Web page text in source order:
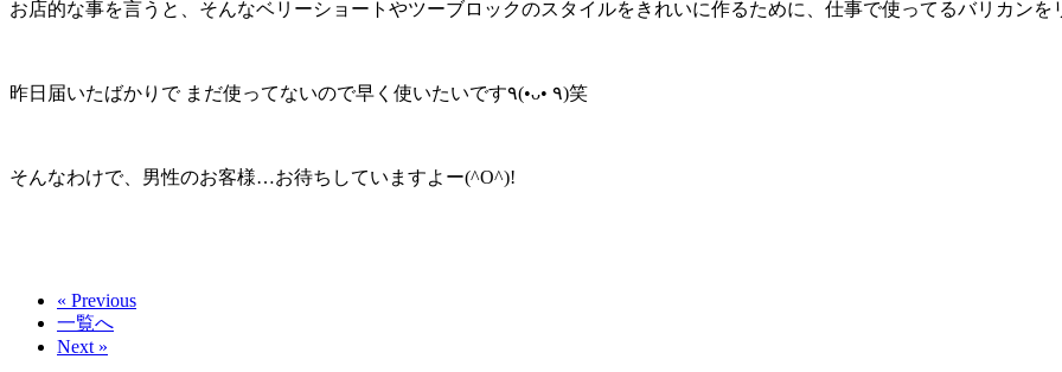
昨日届いたばかりで まだ使ってないので早く使いたいです٩(•ᴗ• ٩)笑
そんなわけで、男性のお客様…お待ちしていますよー(^O^)!
« Previous
一覧へ
Next »